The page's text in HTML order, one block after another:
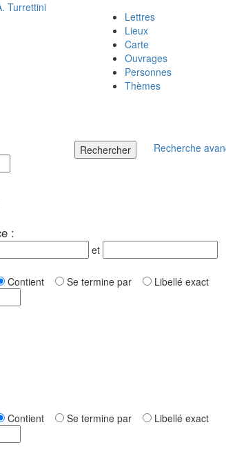
Turrettini
Lettres
Lieux
Carte
Ouvrages
Personnes
Thèmes
Rechercher Recherche
:
et
Contient Se termine par Libellé exact
Contient Se termine par Libellé exact